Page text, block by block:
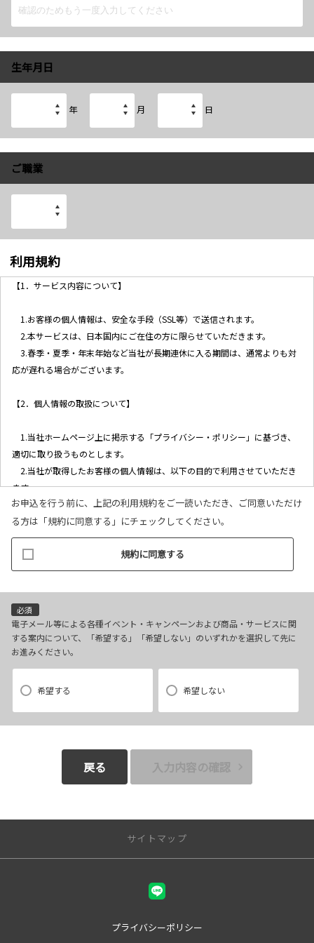
生年月日
年 月 日
ご職業
利用規約
【1．サービス内容について】
1.お客様の個人情報は、安全な手段（SSL等）で送信されます。
2.本サービスは、日本国内にご在住の方に限らせていただきます。
3.春季・夏季・年末年始など当社が長期連休に入る期間は、通常よりも対
応が遅れる場合がございます。
【2．個人情報の取扱について】
1.当社ホームページ上に掲示する「プライバシー・ポリシー」に基づき、
適切に取り扱うものとします。
2.当社が取得したお客様の個人情報は、以下の目的で利用させていただき
ます。
(1)お客様リクエストに対応するにあたって問題が発生した場合の確認・
連絡
(2)お客様から照会があった場合のリクエスト情報の確認
(3)お客様に不利益を与えないために行う、お客様に対する迅速なご連絡
（電子メール、電話、郵送によるご連絡）
(5)商品の企画・開発あるいはお客様満足向上策などの検討のためのお客
様アンケート調査の実施
【3．推奨環境について】
1.当社の推奨するインターネット環境にてお申込みをお願いします。推奨
それに伴う連絡の不徹底については責任を負いかねますので、あらかじ
いただく場合がございます。
【4．規約について】
1.本規約は事前の告知なく変更することがあります。変更した内容は本ペ
お申込を行う前に、上記の利用規約をご一読いただき、ご同意いただけ
る方は「規約に同意する」にチェックしてください。
規約に同意する
必須
電子メール等による各種イベント・キャンペーンおよび商品・サービスに関
する案内について、「希望する」「希望しない」のいずれかを選択して先に
お進みください。
希望する 希望しない
戻る 入力内容の確認
サイトマップ
プライバシーポリシー